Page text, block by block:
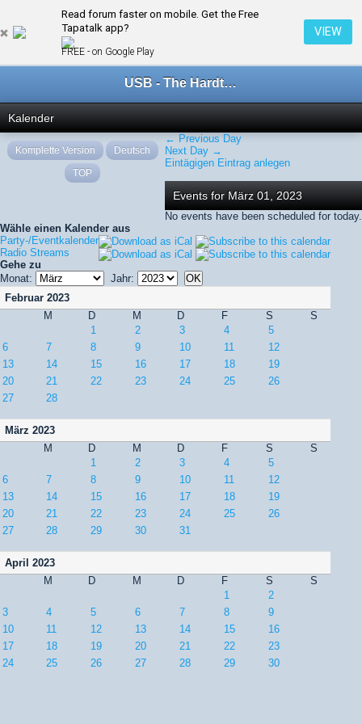
Read forum faster on mobile. Get the Free
Tapatalk app?
FREE - on Google Play
VIEW
← März 2023
USB - The Hardtechno Family
Kalender
← Previous Day
Next Day →
Eintägigen Eintrag anlegen
Events for März 01, 2023
No events have been scheduled for today.
Wähle einen Kalender aus
Party-/Eventkalender
Radio Streams
Gehe zu
Monat:
Jahr:
Februar 2023
M
D M D F S
S
1
2 3 4
5
6
7 8 9 10 11
12
13
14 15 16 17 18
19
20
21 22 23 24 25
26
27
28
März 2023
M
D M D F S
S
1
2 3 4
5
6
7 8 9 10 11
12
13
14 15 16 17 18
19
20
21 22 23 24 25
26
27
28 29 30 31
April 2023
M
D M D F S
S
1
2
3
4 5 6 7 8
9
10
11 12 13 14 15
16
17
18 19 20 21 22
23
24
25 26 27 28 29 30
Komplette Version
Deutsch
TOP